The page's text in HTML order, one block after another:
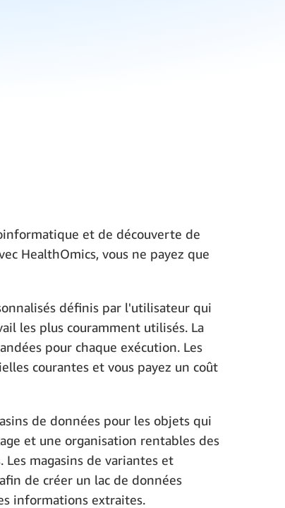
et de découverte de
HealthOmics, vous ne payez que
définis par l'utilisateur qui
les plus couramment utilisés. La
pour chaque exécution. Les
courantes et vous payez un coût
de données pour les objets qui
et une organisation rentables des
magasins de variantes et
de créer un lac de données
informations extraites.